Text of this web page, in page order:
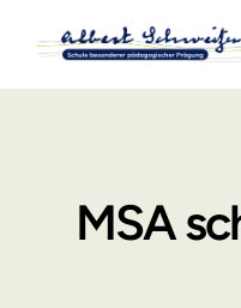
MSA